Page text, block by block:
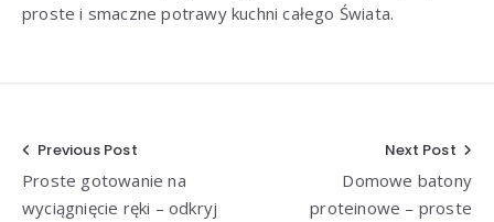
proste i smaczne potrawy kuchni całego Świata.
Nawigacja
wpisu
Previous Post
Proste gotowanie na
wyciągnięcie ręki – odkryj
Next Post
Domowe batony
proteinowe – proste